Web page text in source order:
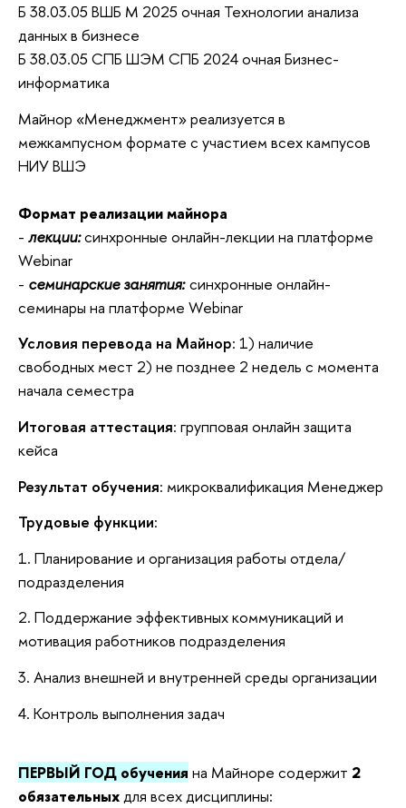
Б 38.03.05 ВШБ М 2025 очная Технологии анализа
данных в бизнесе
Б 38.03.05 СПБ ШЭМ СПБ 2024 очная Бизнес-
информатика
Майнор «Менеджмент» реализуется в
межкампусном формате с участием всех кампусов
НИУ ВШЭ
Формат реализации майнора
- лекции:синхронные онлайн-лекции на платформе
Webinar
- семинарские занятия: синхронные онлайн-
семинары на платформе Webinar
Условия перевода на Майнор: 1) наличие
свободных мест 2) не позднее 2 недель с момента
начала семестра
Итоговая аттестация: групповая онлайн защита
кейса
Результат обучения: микроквалификация Менеджер
Трудовые функции:
1. Планирование и организация работы отдела/
подразделения
2. Поддержание эффективных коммуникаций и
мотивация работников подразделения
3. Анализ внешней и внутренней среды организации
4. Контроль выполнения задач
ПЕРВЫЙ ГОД обучения на Майноре содержит 2
обязательныхдля всех дисциплины: